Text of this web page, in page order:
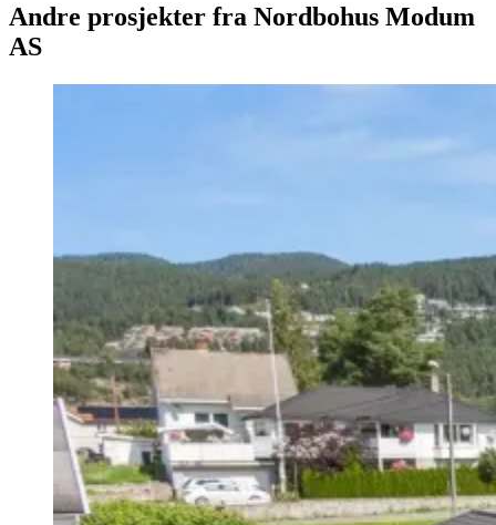
Andre prosjekter fra Nordbohus Modum
AS